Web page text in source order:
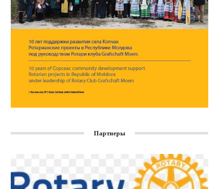
Партнеры